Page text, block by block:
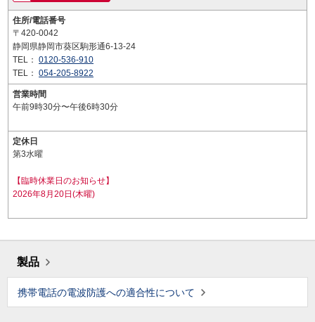
住所/電話番号
〒420-0042
静岡県静岡市葵区駒形通6-13-24
TEL： 0120-536-910
TEL： 054-205-8922
営業時間
午前9時30分〜午後6時30分
定休日
第3水曜
【臨時休業日のお知らせ】
2026年8月20日(木曜)
製品
携帯電話の電波防護への適合性について